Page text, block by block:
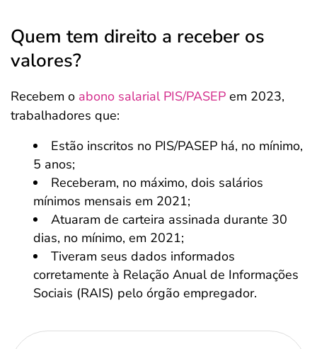
Quem tem direito a receber os
valores?
Recebem o abono salarial PIS/PASEP em 2023,
trabalhadores que:
Estão inscritos no PIS/PASEP há, no mínimo,
5 anos;
Receberam, no máximo, dois salários
mínimos mensais em 2021;
Atuaram de carteira assinada durante 30
dias, no mínimo, em 2021;
Tiveram seus dados informados
corretamente à Relação Anual de Informações
Sociais (RAIS) pelo órgão empregador.